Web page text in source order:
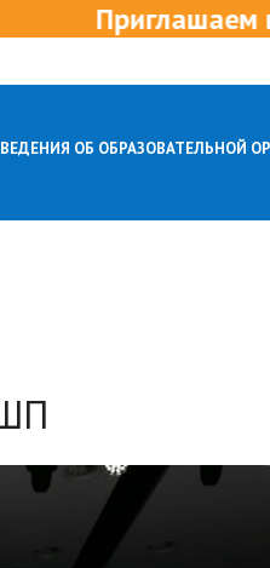
в новые
ОБ ОБРАЗОВАТЕЛЬНОЙ